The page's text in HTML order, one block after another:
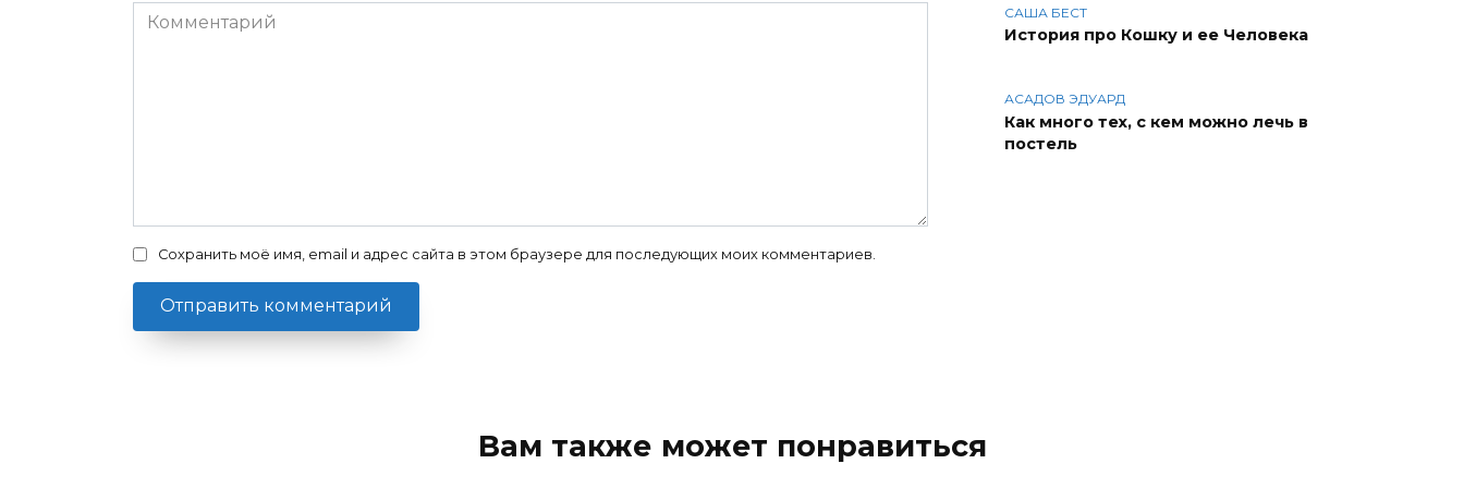
Комментарий
Сохранить моё имя, email и адрес сайта в этом браузере для последующих моих комментариев.
САША БЕСТ
История про Кошку и ее Человека
АСАДОВ ЭДУАРД
Как много тех, с кем можно лечь в
постель
Вам также может понравиться